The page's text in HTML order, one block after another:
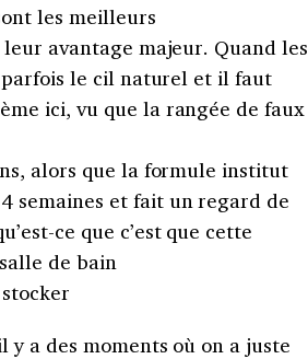
les meilleurs
avantage majeur. Quand les
le cil naturel et il faut
ici, vu que la rangée de faux
alors que la formule institut
semaines et fait un regard de
ce que c’est que cette
de bain
y a des moments où on a juste